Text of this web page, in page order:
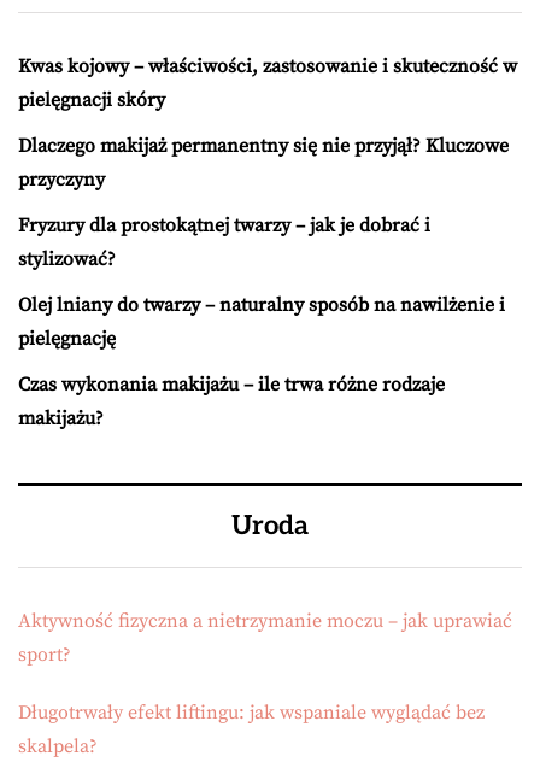
Kwas kojowy – właściwości, zastosowanie i skuteczność w
pielęgnacji skóry
Dlaczego makijaż permanentny się nie przyjął? Kluczowe
przyczyny
Fryzury dla prostokątnej twarzy – jak je dobrać i
stylizować?
Olej lniany do twarzy – naturalny sposób na nawilżenie i
pielęgnację
Czas wykonania makijażu – ile trwa różne rodzaje
makijażu?
Uroda
Aktywność fizyczna a nietrzymanie moczu – jak uprawiać
sport?
Długotrwały efekt liftingu: jak wspaniale wyglądać bez
skalpela?